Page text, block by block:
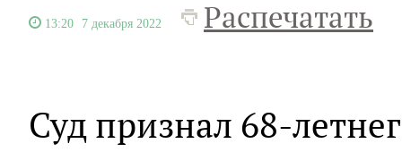
13:20 7 декабря 2022 Распечатать
Суд признал 68-